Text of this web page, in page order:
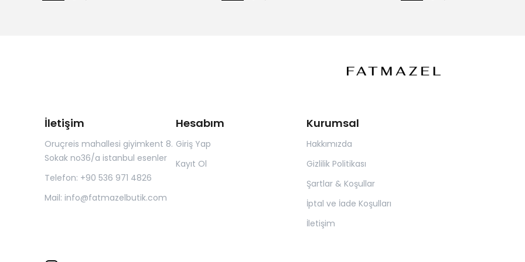
İletişim
Oruçreis mahallesi giyimkent 8.
Sokak no36/a istanbul esenler
Telefon: +90 536 971 4826
Mail: info@fatmazelbutik.com
Hesabım
Giriş Yap
Kayıt Ol
Kurumsal
Hakkımızda
Gizlilik Politikası
Şartlar & Koşullar
İptal ve İade Koşulları
İletişim